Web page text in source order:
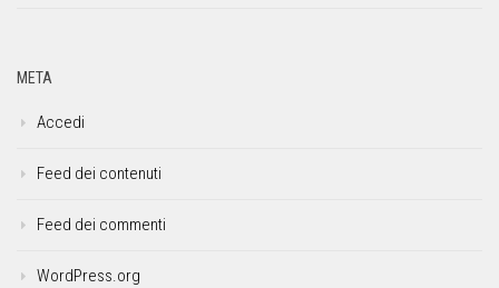
META
Accedi
Feed dei contenuti
Feed dei commenti
WordPress.org